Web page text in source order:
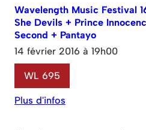
Wavelength Music Festival
She Devils + Prince
Second + Pantayo
14 février 2016 à 19h00
WL 695
Plus d'infos